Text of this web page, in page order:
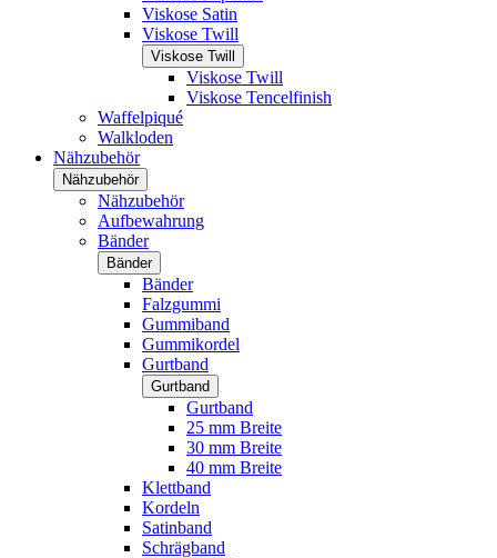
Viskose Satin
Viskose Twill
Viskose Twill
Viskose Twill
Viskose Tencelfinish
Waffelpiqué
Walkloden
Nähzubehör
Nähzubehör
Nähzubehör
Aufbewahrung
Bänder
Bänder
Bänder
Falzgummi
Gummiband
Gummikordel
Gurtband
Gurtband
Gurtband
25 mm Breite
30 mm Breite
40 mm Breite
Klettband
Kordeln
Satinband
Schrägband